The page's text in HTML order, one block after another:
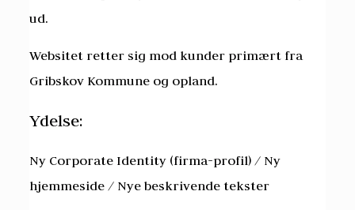
ud.
Websitet retter sig mod kunder primært fra
Gribskov Kommune og opland.
Ydelse:
Ny Corporate Identity (firma-profil) / Ny
hjemmeside / Nye beskrivende tekster